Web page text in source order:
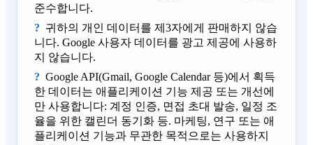
준수합니다.
귀하의 개인 데이터를 제3자에게 판매하지 않습
니다. Google 사용자 데이터를 광고 제공에 사용하
지 않습니다.
Google API(Gmail, Google Calendar 등)에서 획득
한 데이터는 애플리케이션 기능 제공 또는 개선에
만 사용합니다: 계정 인증, 면접 초대 발송, 일정 조
율을 위한 캘린더 동기화 등. 마케팅, 연구 또는 애
플리케이션 기능과 무관한 목적으로는 사용하지